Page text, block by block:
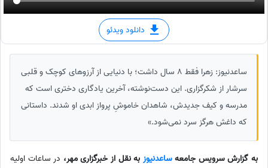
دانلود ویدئو
ساعدنیوز: زهرا فقط 8 سال داشت؛ با دنیایی از آرزوهای کوچک و قلبی
سرشار از شکرگزاری. این دست‌نوشته، آخرین یادگاری دختری است که
مدرسه و کیف جدیدش، شاهدان خاموشِ پرواز ابدی او شدند. داستانی
که داغش هرگز سرد نمی‌شود.»
به گزارش سرویس جامعهساعدنیوز به نقل از خبرگزاری مهر، در ساعات اولیه